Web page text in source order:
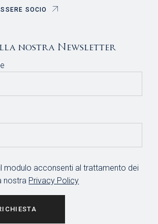
SOCIO
nostra Newsletter
modulo acconsenti al trattamento dei
nostra Privacy Policy